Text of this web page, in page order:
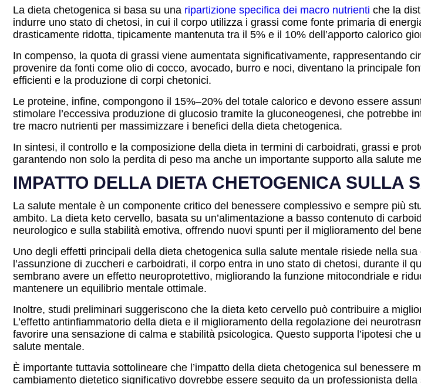
La dieta chetogenica si basa su una ripartizione specifica dei macro nutrienti che la
indurre uno stato di chetosi, in cui il corpo utilizza i grassi come fonte primaria di
drasticamente ridotta, tipicamente mantenuta tra il 5% e il 10% dell’apporto calorico
In compenso, la quota di grassi viene aumentata significativamente, rappresentando
provenire da fonti come olio di cocco, avocado, burro e noci, diventano la principale
efficienti e la produzione di corpi chetonici.
Le proteine, infine, compongono il 15%–20% del totale calorico e devono essere
stimolare l’eccessiva produzione di glucosio tramite la gluconeogenesi, che potrebbe
tre macro nutrienti per massimizzare i benefici della dieta chetogenica.
In sintesi, il controllo e la composizione della dieta in termini di carboidrati, grassi e
garantendo non solo la perdita di peso ma anche un importante supporto alla salute
IMPATTO DELLA DIETA CHETOGENICA SULLA
La salute mentale è un componente critico del benessere complessivo e sempre più
ambito. La dieta keto cervello, basata su un’alimentazione a basso contenuto di
neurologico e sulla stabilità emotiva, offrendo nuovi spunti per il miglioramento del
Uno degli effetti principali della dieta chetogenica sulla salute mentale risiede nella
l’assunzione di zuccheri e carboidrati, il corpo entra in uno stato di chetosi, durante il
sembrano avere un effetto neuroprotettivo, migliorando la funzione mitocondriale e
mantenere un equilibrio mentale ottimale.
Inoltre, studi preliminari suggeriscono che la dieta keto cervello può contribuire a
L’effetto antinfiammatorio della dieta e il miglioramento della regolazione dei
favorire una sensazione di calma e stabilità psicologica. Questo supporta l’ipotesi
salute mentale.
È importante tuttavia sottolineare che l’impatto della dieta chetogenica sul benessere
cambiamento dietetico significativo dovrebbe essere seguito da un professionista